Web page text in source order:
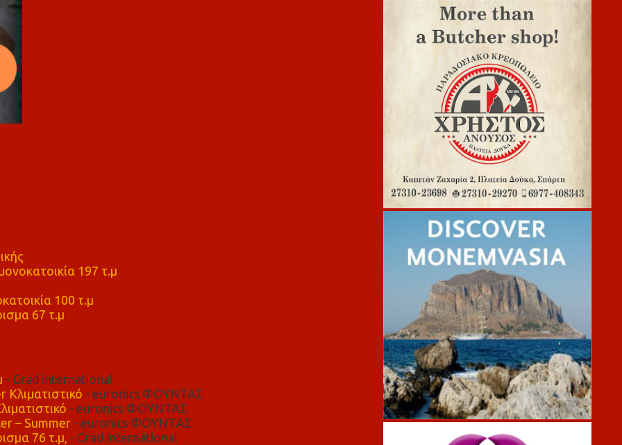
197 τ.μ
100 τ.μ
67 τ.μ
- Grad international
- euronics ΦΟΥΝΤΑΣ
- euronics ΦΟΥΝΤΑΣ
– Summer- euronics ΦΟΥΝΤΑΣ
76 τ.μ, - Grad international